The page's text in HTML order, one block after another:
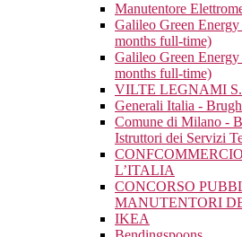
Manutentore
Galileo Green
months full-time)
Galileo Green
months full-time)
VILTE LEGNAMI
Generali Italia -
Comune di Milano -
Istruttori dei Servizi
L’ITALIA
CONCORSO
MANUTENTORI
IKEA